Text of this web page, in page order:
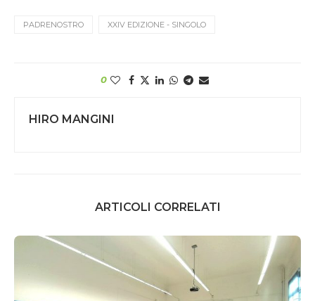
PADRENOSTRO XXIV EDIZIONE - SINGOLO
0
HIRO MANGINI
ARTICOLI CORRELATI